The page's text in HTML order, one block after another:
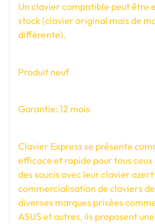
Un clavier compatible peut être
stock (clavier original mais de
différente).
Produit neuf
Garantie: 12 mois
Clavier Express se présente
efficace et rapide pour tous
des soucis avec leur clavier
commercialisation de claviers
diverses marques prisées
ASUS et autres, ils proposent